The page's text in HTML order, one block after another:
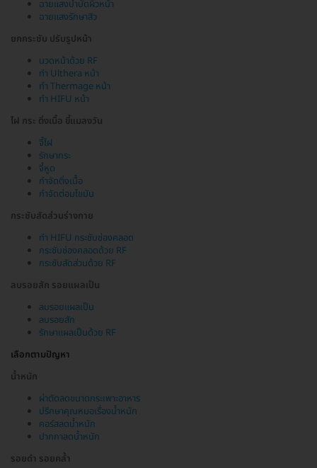
ฉายแสงบำบัดผิวหน้า
ฉายแสงรักษาสิว
ยกกระชับ ปรับรูปหน้า
นวดหน้าด้วย RF
ทำ Ulthera หน้า
ทำ Thermage หน้า
ทำ HIFU หน้า
ไฝ กระ ติ่งเนื้อ ขี้แมลงวัน
จี้ไฝ
รักษากระ
จี้หูด
กำจัดติ่งเนื้อ
กำจัดต่อมไขมัน
กระชับสัดส่วนร่างกาย
ทำ HIFU กระชับช่องคลอด
กระชับช่องคลอดด้วย RF
กระชับสัดส่วนด้วย RF
ลบรอยสัก รอยแผลเป็น
ลบรอยแผลเป็น
ลบรอยสัก
รักษาแผลเป็นด้วย RF
เลือกตามปัญหา
น้ำหนัก
ผ่าตัดลดขนาดกระเพาะอาหาร
ปรึกษาคุณหมอเรื่องน้ำหนัก
คอร์สลดน้ำหนัก
ปากกาลดน้ำหนัก
รอยดำ รอยคล้ำ